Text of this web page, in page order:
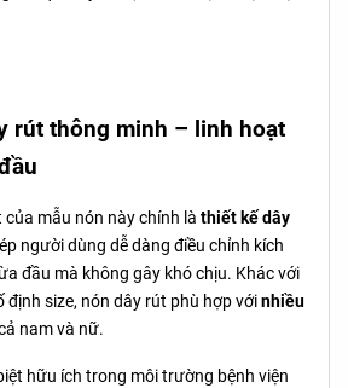
rút thông minh – linh hoạt
mẫu nón này chính là thiết kế dây
người dùng dễ dàng điều chỉnh kích
đầu mà không gây khó chịu. Khác với
định size, nón dây rút phù hợp vớinhiều
nam và nữ.
hữu ích trong môi trường bệnh viện